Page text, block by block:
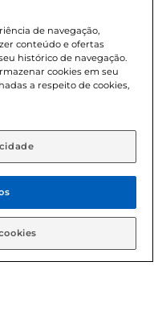
são exclusivos para
de hoje, podendo
Proibida a venda
de 18 anos, conforme
da Criança e do
para o
compras on-line é de
os direitos
de navegação,
conteúdo e ofertas
histórico de navegação.
cookies em seu
a respeito de cookies,